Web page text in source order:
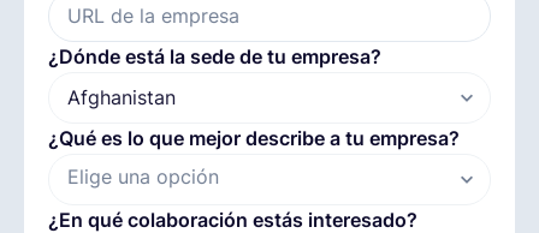
URL de la empresa
¿Dónde está la sede de tu empresa?
¿Qué es lo que mejor describe a tu empresa?
Elige una opción
¿En qué colaboración estás interesado?
Contractor Management